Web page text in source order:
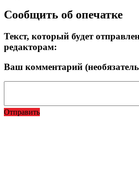
Сообщить об опечатке
Текст, который будет
редакторам:
Ваш комментарий
Отправить